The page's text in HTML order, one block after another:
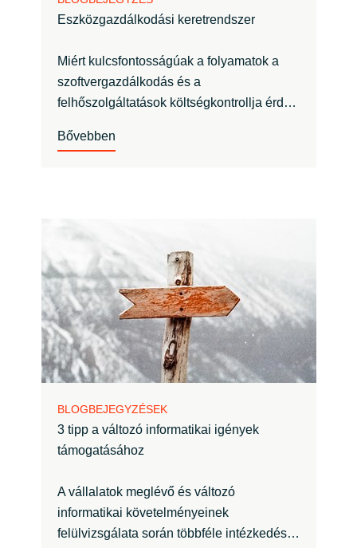
Eszközgazdálkodási keretrendszer
Miért kulcsfontosságúak a folyamatok a
szoftvergazdálkodás és a
felhőszolgáltatások költségkontrollja érd…
Bővebben
BLOGBEJEGYZÉSEK
3 tipp a változó informatikai igények
támogatásához
A vállalatok meglévő és változó
informatikai követelményeinek
felülvizsgálata során többféle intézkedés…